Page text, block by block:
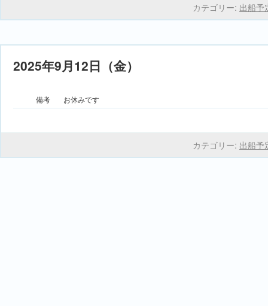
カテゴリー: 出船予
2025年9月12日（金）
備考 お休みです
カテゴリー: 出船予